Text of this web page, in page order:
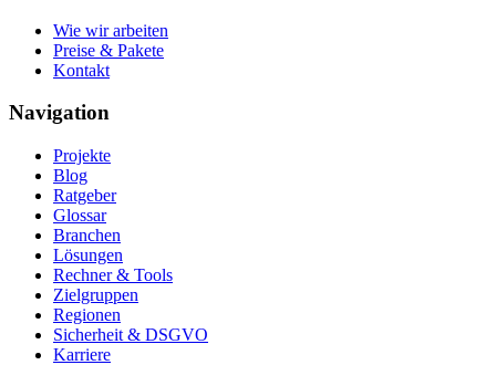
Wie wir arbeiten
Preise & Pakete
Kontakt
Navigation
Projekte
Blog
Ratgeber
Glossar
Branchen
Lösungen
Rechner & Tools
Zielgruppen
Regionen
Sicherheit & DSGVO
Karriere